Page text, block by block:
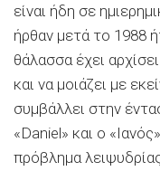
είναι ήδη σε
ήρθαν μετά το 1988
θάλασσα έχει
και να μοιάζει με
συμβάλλει στην
«Daniel» και ο
πρόβλημα